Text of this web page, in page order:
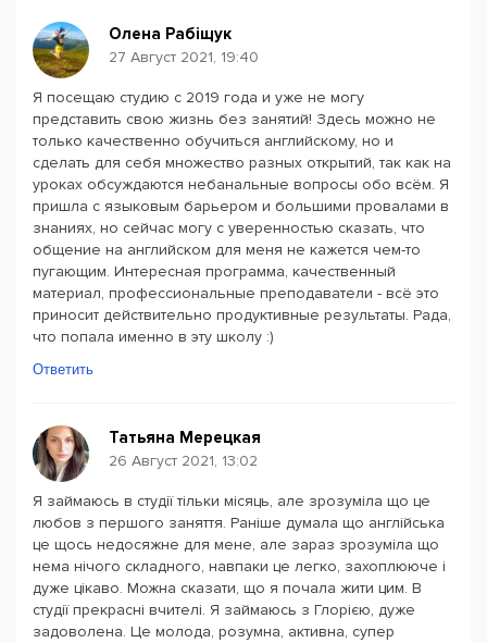
Олена Рабіщук
27 Август 2021, 19:40
Я посещаю студию с 2019 года и уже не могу
представить свою жизнь без занятий! Здесь можно не
только качественно обучиться английскому, но и
сделать для себя множество разных открытий, так как на
уроках обсуждаются небанальные вопросы обо всём. Я
пришла с языковым барьером и большими провалами в
знаниях, но сейчас могу с уверенностью сказать, что
общение на английском для меня не кажется чем-то
пугающим. Интересная программа, качественный
материал, профессиональные преподаватели - всё это
приносит действительно продуктивные результаты. Рада,
что попала именно в эту школу :)
Ответить
Татьяна Мерецкая
26 Август 2021, 13:02
Я займаюсь в студії тільки місяць, але зрозуміла що це
любов з першого заняття. Раніше думала що англійська
це щось недосяжне для мене, але зараз зрозуміла що
нема нічого складного, навпаки це легко, захоплююче і
дуже цікаво. Можна сказати, що я почала жити цим. В
студії прекрасні вчителі. Я займаюсь з Глорією, дуже
задоволена. Це молода, розумна, активна, супер